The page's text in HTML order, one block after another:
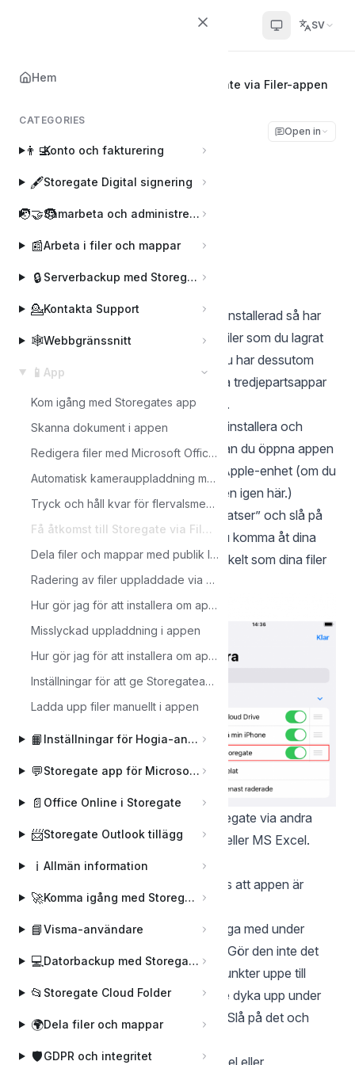
SV
Hem
CATEGORIES
👨‍💻Konto och fakturering
🖋️Storegate Digital signering
🧑‍🤝‍🧑 Samarbeta och administrera användare
📰Arbeta i filer och mappar
🔒 Serverbackup med Storegate Pro Backup
💁Kontakta Support
🕸️Webbgränssnitt
📱 App
Kom igång med Storegates app
Skanna dokument i appen
Redigera filer med Microsoft Office direkt i appen
Automatisk kamerauppladdning med Storegates app
Tryck och håll kvar för flervalsmeny i appen
Få åtkomst till Storegate via Filer-appen
Dela filer och mappar med publik länk från appen
Radering av filer uppladdade via den automatiska kamerauppladdningen
Hur gör jag för att installera om appen på en iOS enhet?
Misslyckad uppladdning i appen
Hur gör jag för att installera om appen på en Android enhet?
Inställningar för att ge Storegateappen behörighet
Ladda upp filer manuellt i appen
📙 Inställningar för Hogia-användare
💬 Storegate app för Microsoft Teams
📄 Office Online i Storegate
📨Storegate Outlook tillägg
ℹ️ Allmän information
🚀 Komma igång med Storegate
📘Visma-användare
💻 Datorbackup med Storegate Online Backup
📂 Storegate Cloud Folder
🌍Dela filer och mappar
🛡️GDPR och integritet
Hem Få åtkomst till Storegate via Filer-appen
Storegate via Filer-
appen
Open in
S
Sophie
Om du har Storegate-appen för iOS installerad så har
du möjlighet att öppna och redigera filer som du lagrat
på Storegate via Filer-appen i iOS. Du har dessutom
också möjlighet att redigera via andra tredjepartsappar
som till exempel MS Word och Excel.
För att komma i gång måste du först installera och
logga in iStoregate-appen. Sedan kan du öppna appen
Filer, som finns förinstallerad på din Apple-enhet (om du
har tagit bort den kan du ladda ner den igen här.)
Välj fliken ”Bläddra”, klicka på ”Fler platser” och slå på
reglaget för Storegate. Sedan kan du komma åt dina
Storegate-filer via Filer-appen lika enkelt som dina filer
på iCloud.
Du kan också arbeta direkt mot Storegate via andra
appar som exempelvis Apple Pages eller MS Excel.
Vanliga frågor:
Storegate syns inte i Filer-appen trots att appen är
installerad. Varför?
Svar: Den kan vara dold. Den bör ligga med under
sektionen Locations i fliken Browse. Gör den inte det
prova att trycka på ikonen med tre punkter uppe till
höger och välj Edit. Nu bör Storegate dyka upp under
Locations med ett avstängt reglage. Slå på det och